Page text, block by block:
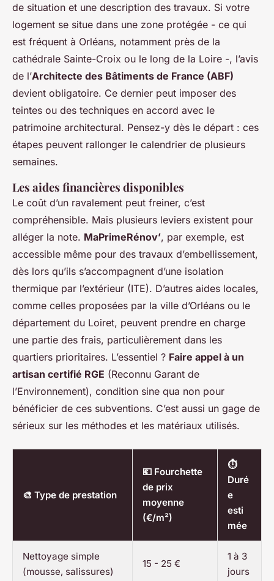
de situation et une description des travaux. Si votre
logement se situe dans une zone protégée - ce qui
est fréquent à Orléans, notamment près de la
cathédrale Sainte-Croix ou le long de la Loire -, l’avis
de l’Architecte des Bâtiments de France (ABF)
devient obligatoire. Ce dernier peut imposer des
teintes ou des techniques en accord avec le
patrimoine architectural. Pensez-y dès le départ : ces
étapes peuvent rallonger le calendrier de plusieurs
semaines.
Les aides financières disponibles
Le coût d’un ravalement peut freiner, c’est
compréhensible. Mais plusieurs leviers existent pour
alléger la note. MaPrimeRénov’, par exemple, est
accessible même pour des travaux d’embellissement,
dès lors qu’ils s’accompagnent d’une isolation
thermique par l’extérieur (ITE). D’autres aides locales,
comme celles proposées par la ville d’Orléans ou le
département du Loiret, peuvent prendre en charge
une partie des frais, particulièrement dans les
quartiers prioritaires. L’essentiel ? Faire appel à un
artisan certifié RGE (Reconnu Garant de
l’Environnement), condition sine qua non pour
bénéficier de ces subventions. C’est aussi un gage de
sérieux sur les méthodes et les matériaux utilisés.
🎨 Type de prestation
💶 Fourchette
de prix
moyenne
(€/m²)
⏱️
Duré
e
esti
mée
Nettoyage simple
(mousse, salissures)
15 - 25 €
1 à 3
jours